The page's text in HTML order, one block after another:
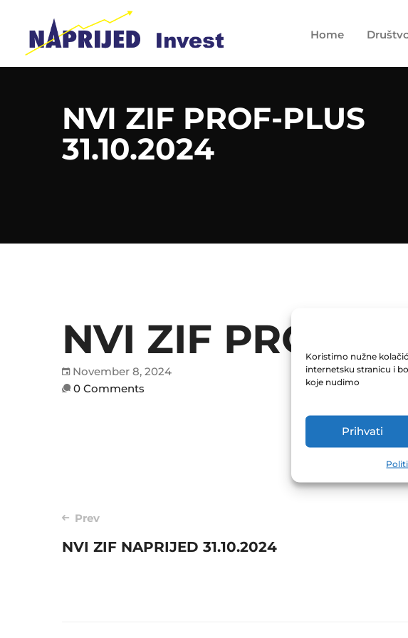
Koristimo nužne
internetsku stranicu i
koje nudimo
Prihvati
Home
NVI ZIF PROF-PLUS
31.10.2024
NVI ZIF PROF-
November 8, 2024
0 Comments
Post
navigation
Prev
NVI ZIF NAPRIJED 31.10.2024